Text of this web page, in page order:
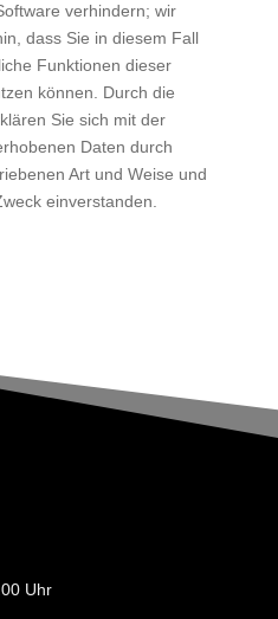
verhindern; wir
dass Sie in diesem Fall
Funktionen dieser
können. Durch die
Sie sich mit der
Daten durch
Art und Weise und
einverstanden.
Uhr